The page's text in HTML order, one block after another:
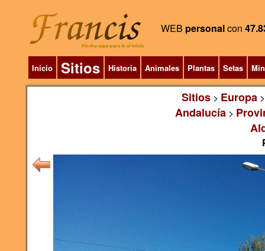
WEB personalcon
Inicio Sitios Historia Animales Plantas Setas
Sitios> Europa
Andalucía>